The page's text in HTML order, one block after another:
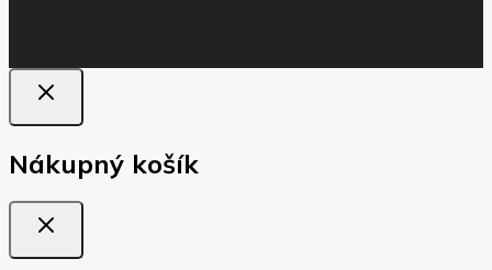
Nákupný košík